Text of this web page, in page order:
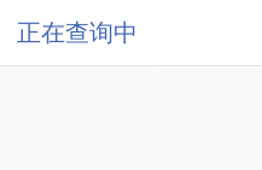
正在查询中